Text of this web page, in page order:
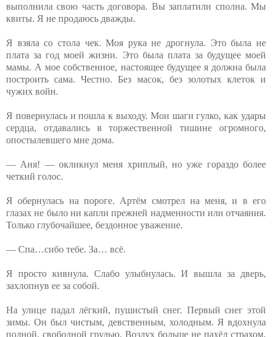
выполнила свою часть договора. Вы заплатили сполна. Мы
квиты. Я не продаюсь дважды.
Я взяла со стола чек. Моя рука не дрогнула. Это была не
плата за год моей жизни. Это была плата за будущее моей
мамы. А мое собственное, настоящее будущее я должна была
построить сама. Честно. Без масок, без золотых клеток и
чужих войн.
Я повернулась и пошла к выходу. Мои шаги гулко, как удары
сердца, отдавались в торжественной тишине огромного,
опостылевшего мне дома.
— Аня! — окликнул меня хриплый, но уже гораздо более
четкий голос.
Я обернулась на пороге. Артём смотрел на меня, и в его
глазах не было ни капли прежней надменности или отчаяния.
Только глубочайшее, бездонное уважение.
— Спа…сибо тебе. За… всё.
Я просто кивнула. Слабо улыбнулась. И вышла за дверь,
захлопнув ее за собой.
На улице падал лёгкий, пушистый снег. Первый снег этой
зимы. Он был чистым, девственным, холодным. Я вдохнула
полной, свободной грудью. Воздух больше не пахёл страхом,